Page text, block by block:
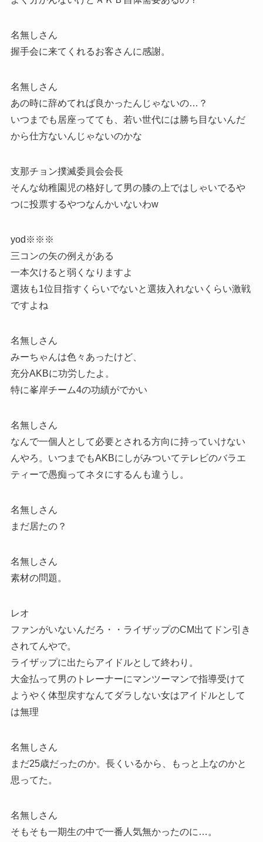
名無しさん
握手会に来てくれるお客さんに感謝。
名無しさん
あの時に辞めてれば良かったんじゃないの…？
いつまでも居座ってても、若い世代には勝ち目ないんだ
から仕方ないんじゃないのかな
支那チョン撲滅委員会会長
そんな幼稚園児の格好して男の膝の上ではしゃいでるや
つに投票するやつなんかいないわw
yod※※※
三コンの矢の例えがある
一本欠けると弱くなりますよ
選抜も1位目指すくらいでないと選抜入れないくらい激戦
ですよね
名無しさん
みーちゃんは色々あったけど、
充分AKBに功労したよ。
特に峯岸チーム4の功績がでかい
名無しさん
なんで一個人として必要とされる方向に持っていけない
んやろ。いつまでもAKBにしがみついてテレビのバラエ
ティーで愚痴ってネタにするんも違うし。
名無しさん
まだ居たの？
名無しさん
素材の問題。
レオ
ファンがいないんだろ・・ライザップのCM出てドン引き
されてんやで。
ライザップに出たらアイドルとして終わり。
大金払って男のトレーナーにマンツーマンで指導受けて
ようやく体型戻すなんてダラしない女はアイドルとして
は無理
名無しさん
まだ25歳だったのか。長くいるから、もっと上なのかと
思ってた。
名無しさん
そもそも一期生の中で一番人気無かったのに…。